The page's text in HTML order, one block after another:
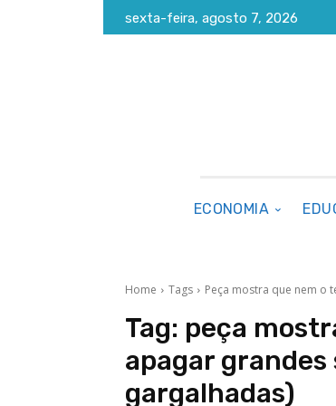
sexta-feira, agosto 7, 2026
ECONOMIA
Home Tags Peça mostra que nem o
Tag: peça
apagar grandes
gargalhadas)